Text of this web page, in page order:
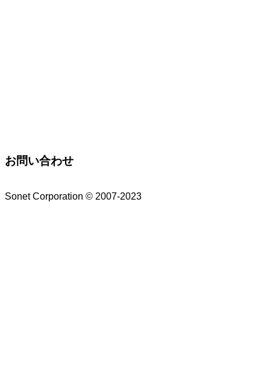
お問い合わせ
Sonet Corporation © 2007-2023